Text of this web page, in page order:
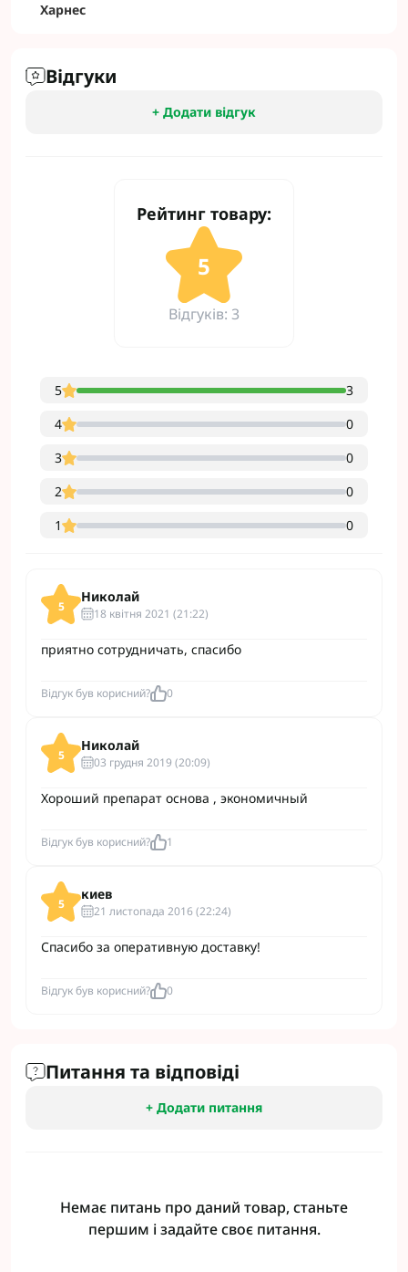
Харнес
Відгуки
+ Додати відгук
Рейтинг товару:
5
Відгуків: 3
5
3
4
0
3
0
2
0
1
0
5
Николай
18 квітня 2021 (21:22)
приятно сотрудничать, спасибо
Відгук був корисний? 0
5
Николай
03 грудня 2019 (20:09)
Хороший препарат основа , экономичный
Відгук був корисний? 1
5
киев
21 листопада 2016 (22:24)
Спасибо за оперативную доставку!
Відгук був корисний? 0
Питання та відповіді
+ Додати питання
Немає питань про даний товар, станьте
першим і задайте своє питання.